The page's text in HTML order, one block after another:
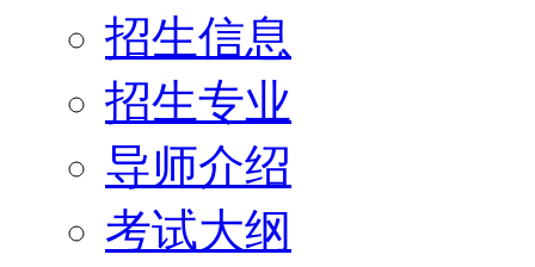
招生信息
招生专业
导师介绍
考试大纲